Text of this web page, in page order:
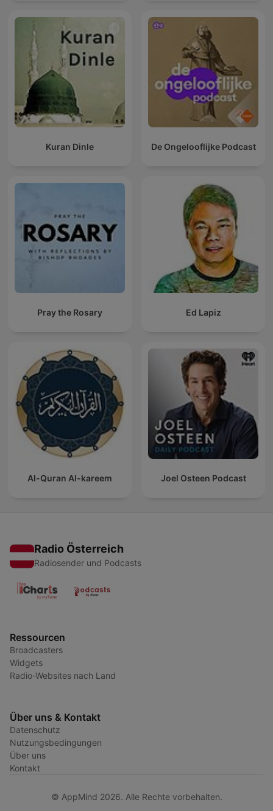
Kuran Dinle De Ongelooflijke Podcast
Pray the Rosary Ed Lapiz
Al-Quran Al-kareem Joel Osteen Podcast
Radio Österreich
Radiosender und Podcasts
Ressourcen
Broadcasters
Widgets
Radio-Websites nach Land
Über uns & Kontakt
Datenschutz
Nutzungsbedingungen
Über uns
Kontakt
© AppMind 2026. Alle Rechte vorbehalten.